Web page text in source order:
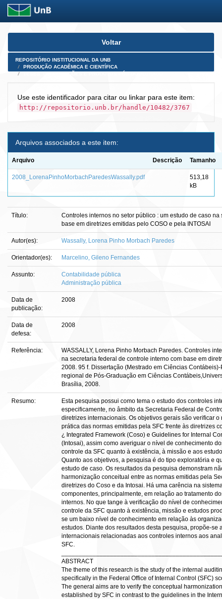
Skip
Voltar
REPOSITÓRIO INSTITUCIONAL DA UNB
PRODUÇÃO ACADÊMICA E CIENTÍFICA
Use este identificador para citar ou linkar para este item:
http://repositorio.unb.br/handle/10482/3767
Arquivos associados a este item:
Arquivo Descrição Tamanho
2008_LorenaPinhoMorbachParedesWassally.pdf
513,18
kB
Título:
Controles internos no setor público : um estudo de caso
base em diretrizes emitidas pelo COSO e pela INTOSAI
Autor(es): Wassally, Lorena Pinho Morbach Paredes
Orientador(es): Marcelino, Gileno Fernandes
Assunto:
Contabilidade pública
Administração pública
Data de
publicação:
2008
Data de
defesa:
2008
Referência:
WASSALLY, Lorena Pinho Morbach Paredes. Controles
na secretaria federal de controle interno com base em
2008. 95 f. Dissertação (Mestrado em Ciências
regional de Pós-Graduação em Ciências
Brasília, 2008.
Resumo:
Esta pesquisa possui como tema o estudo dos controles
especificamente, no âmbito da Secretaria Federal de
diretrizes internacionais. Os objetivos gerais são verificar
prática das normas emitidas pela SFC frente às diretrizes
¿ Integrated Framework (Coso) e Guidelines for Internal
(Intosai), assim como averiguar o nível de conhecimento
controle da SFC quanto à existência, à missão e aos
Quanto aos objetivos, a pesquisa é do tipo exploratória e
estudo de caso. Os resultados da pesquisa demonstram
harmonização conceitual entre as normas emitidas pela
diretrizes do Coso e da Intosai. Há uma carência na
componentes, principalmente, em relação ao tratamento
internos. No que tange à verificação do nível de
controle da SFC quanto à existência, missão e estudos
se um baixo nível de conhecimento em relação às
estudos. Diante dos resultados desta pesquisa, propõe-se
internacionais relacionadas aos controles internos aos
SFC.
ABSTRACT
The theme of this research is the study of the internal
specifically in the Federal Office of Internal Control (SFC)
The general aims are to verify the conceptual
established by SFC in contrast to the guidelines in the